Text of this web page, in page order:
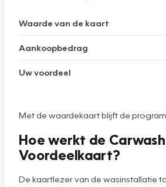
Waarde van de kaart
Aankoopbedrag
Uw voordeel
Met de waardekaart blijft de
Hoe werkt de Carwash
Voordeelkaart?
De kaartlezer van de wasinstallatie